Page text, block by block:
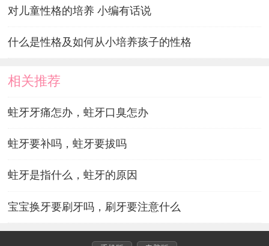
对儿童性格的培养 小编有话说
什么是性格及如何从小培养孩子的性格
相关推荐
蛀牙牙痛怎办，蛀牙口臭怎办
蛀牙要补吗，蛀牙要拔吗
蛀牙是指什么，蛀牙的原因
宝宝换牙要刷牙吗，刷牙要注意什么